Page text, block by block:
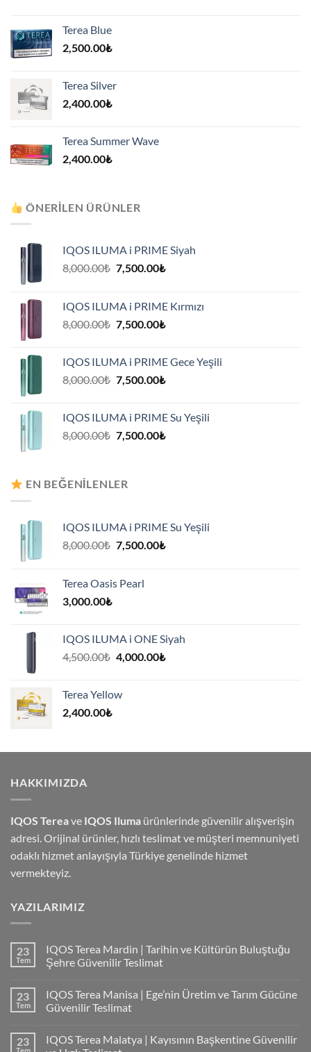
Terea Blue
2,500.00₺
Terea Silver
2,400.00₺
Terea Summer Wave
2,400.00₺
ÖNERILEN ÜRÜNLER
IQOS ILUMA i PRIME Siyah
8,000.00₺ Orijinal
7,500.00₺Şu
7,500.00₺.
IQOS ILUMA i PRIME Kırmızı
8,000.00₺ Orijinal
7,500.00₺Şu
7,500.00₺.
IQOS ILUMA i PRIME Gece Yeşili
8,000.00₺ Orijinal
7,500.00₺Şu
7,500.00₺.
IQOS ILUMA i PRIME Su Yeşili
8,000.00₺ Orijinal
7,500.00₺Şu
EN BEĞENILENLER
IQOS ILUMA i PRIME Su Yeşili
8,000.00₺ Orijinal
7,500.00₺Şu
Terea Oasis Pearl
3,000.00₺
IQOS ILUMA i ONE Siyah
4,500.00₺ Orijinal
4,000.00₺Şu
Terea Yellow
2,400.00₺
HAKKIMIZDA
IQOS Tereave IQOS Iluma ürünlerinde güvenilir alışverişin
adresi. Orijinal ürünler, hızlı teslimat ve müşteri memnuniyeti
odaklı hizmet anlayışıyla Türkiye genelinde hizmet
vermekteyiz.
YAZILARIMIZ
23
Tem
IQOS Terea Mardin | Tarihin ve Kültürün Buluştuğu
Şehre Güvenilir Teslimat
23
Tem
IQOS Terea Manisa | Ege’nin Üretim ve Tarım Gücüne
Güvenilir Teslimat
23
IQOS Terea Malatya | Kayısının Başkentine Güvenilir